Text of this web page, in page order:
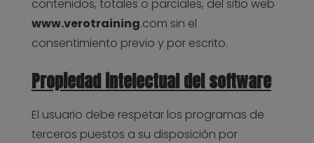
contenidos, totales o parciales, del sitio web
www.verotraining.com sin el
consentimiento previo y por escrito.
Propiedad intelectual del software
El usuario debe respetar los programas de
terceros puestos a su disposición por